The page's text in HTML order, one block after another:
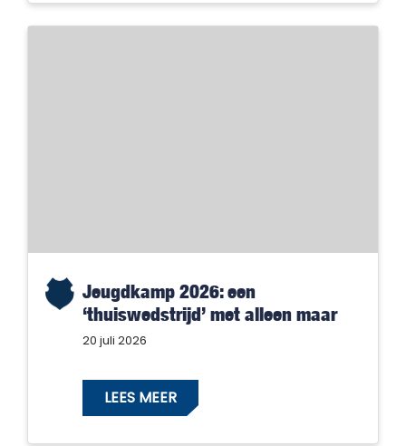
Jeugdkamp 2026: een
‘thuiswedstrijd’ met alleen maar
winnaars!
20 juli 2026
LEES MEER